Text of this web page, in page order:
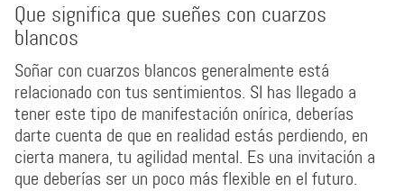
Que significa que sueñes con cuarzos
blancos
Soñar con cuarzos blancos generalmente está
relacionado con tus sentimientos. SI has llegado a
tener este tipo de manifestación onírica, deberías
darte cuenta de que en realidad estás perdiendo, en
cierta manera, tu agilidad mental. Es una invitación a
que deberías ser un poco más flexible en el futuro.